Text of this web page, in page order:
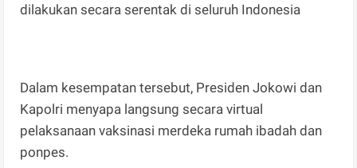
dilakukan secara serentak di seluruh Indonesia
Dalam kesempatan tersebut, Presiden Jokowi dan
Kapolri menyapa langsung secara virtual
pelaksanaan vaksinasi merdeka rumah ibadah dan
ponpes.